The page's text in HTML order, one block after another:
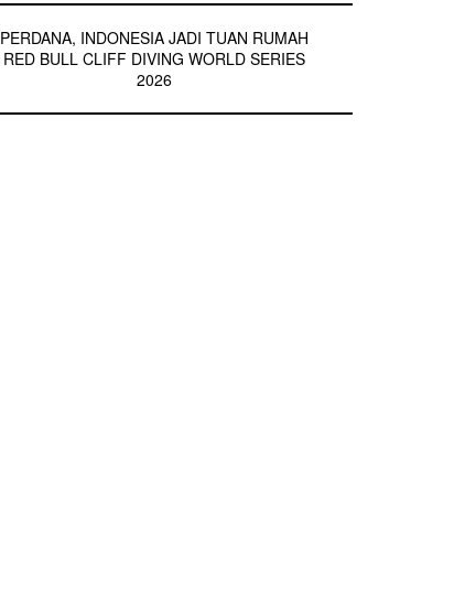
PERDANA, INDONESIA JADI TUAN RUMAH
RED BULL CLIFF DIVING WORLD SERIES
2026